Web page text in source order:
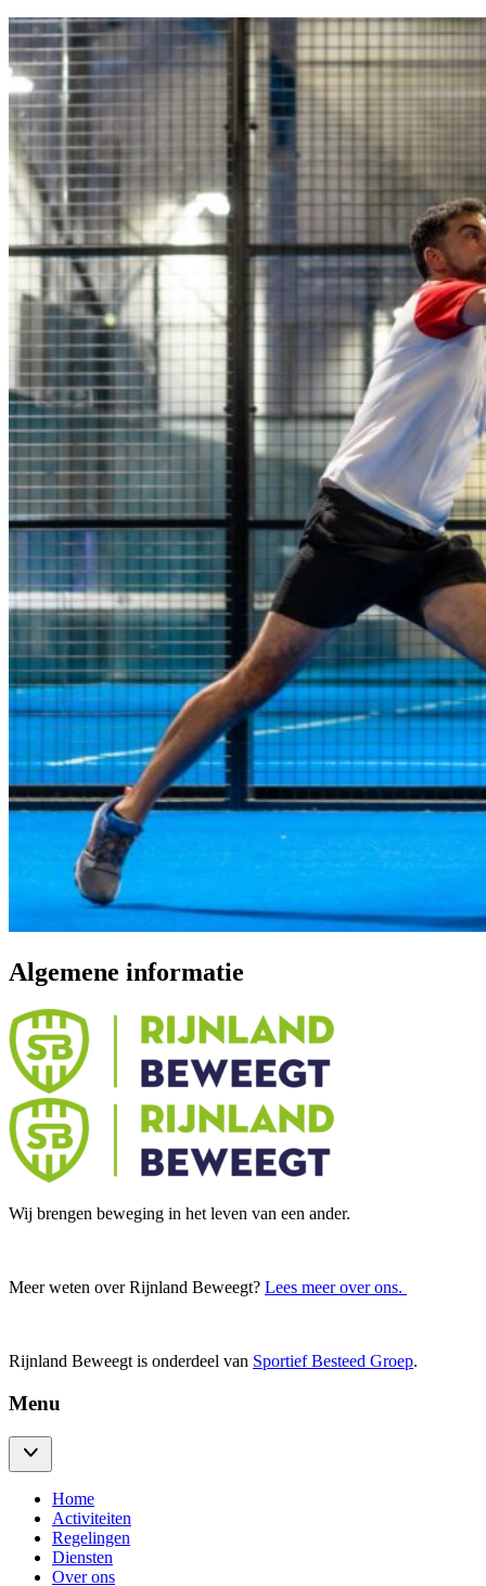
Algemene informatie
Wij brengen beweging in het leven van een ander.
Meer weten over Rijnland Beweegt? Lees meer over ons.
Rijnland Beweegt is onderdeel van Sportief Besteed Groep.
Menu
Home
Activiteiten
Regelingen
Diensten
Over ons